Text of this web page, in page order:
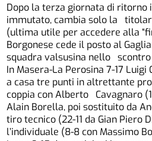
Dopo la terza giornata di ritorno
immutato, cambia solo la
(ultima utile per accedere alla
Borgonese cede il posto al
squadra valsusina nello
In Masera-La Perosina 7-17
a casa tre punti in altrettante
coppia con Alberto Cavagnaro
Alain Borella, poi sostituito da
tiro tecnico (22-11 da Gian Piero
l’individuale (8-8 con Massimo